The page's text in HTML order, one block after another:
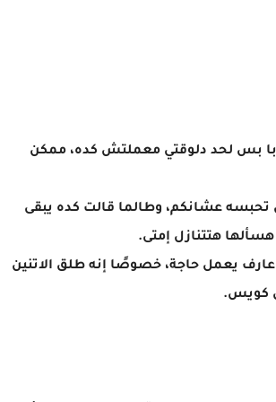
بس لحد دلوقتي معملتش كده، ممكن
عشانكم، وطالما قالت كده يبقى
هتتنازل إمتى.
يعمل حاجة، خصوصًا إنه طلق الاتنين
كويس.